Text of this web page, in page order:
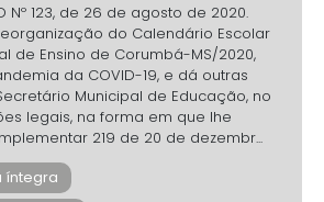
Nº 123, de 26 de agosto de 2020.
do Calendário Escolar
de Ensino de Corumbá-MS/2020,
da COVID-19, e dá outras
Municipal de Educação, no
legais, na forma em que lhe
219 de 20 de dezembr...
íntegra